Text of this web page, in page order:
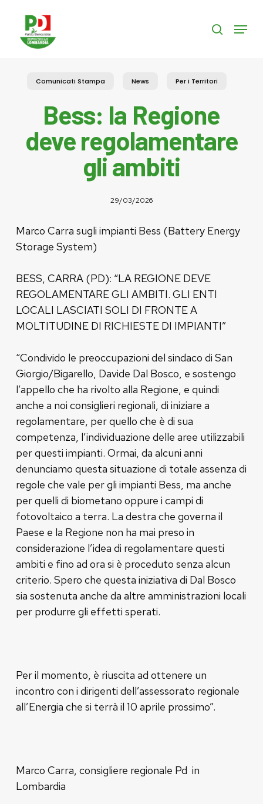
content
search
Menu
Comunicati Stampa News Per i Territori
Bess: la Regione
deve regolamentare
gli ambiti
29/03/2026
Marco Carra sugli impianti Bess (Battery Energy
Storage System)
BESS, CARRA (PD): “LA REGIONE DEVE
REGOLAMENTARE GLI AMBITI. GLI ENTI
LOCALI LASCIATI SOLI DI FRONTE A
MOLTITUDINE DI RICHIESTE DI IMPIANTI”
“Condivido le preoccupazioni del sindaco di San
Giorgio/Bigarello, Davide Dal Bosco, e sostengo
l’appello che ha rivolto alla Regione, e quindi
anche a noi consiglieri regionali, di iniziare a
regolamentare, per quello che è di sua
competenza, l’individuazione delle aree utilizzabili
per questi impianti. Ormai, da alcuni anni
denunciamo questa situazione di totale assenza di
regole che vale per gli impianti Bess, ma anche
per quelli di biometano oppure i campi di
fotovoltaico a terra. La destra che governa il
Paese e la Regione non ha mai preso in
considerazione l’idea di regolamentare questi
ambiti e fino ad ora si è proceduto senza alcun
criterio. Spero che questa iniziativa di Dal Bosco
sia sostenuta anche da altre amministrazioni locali
per produrre gli effetti sperati.
Per il momento, è riuscita ad ottenere un
incontro con i dirigenti dell’assessorato regionale
all’Energia che si terrà il 10 aprile prossimo”.
Marco Carra, consigliere regionale Pd in
Lombardia